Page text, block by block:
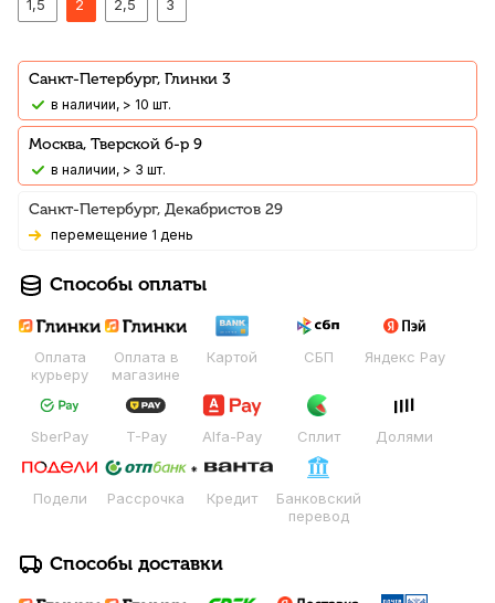
1,5
2 2,5 3
Санкт-Петербург, Глинки 3
В наличии, > 10 шт.
Москва, Тверской б-р 9
В наличии, > 3 шт.
Санкт-Петербург, Декабристов 29
Перемещение 1 день
Способы оплаты
Оплата
курьеру
Оплата в
магазине
Картой СБП Яндекс Pay
SberPay T-Pay Alfa-Pay Сплит Долями
Подели Рассрочка Кредит
Банковский
перевод
Способы доставки